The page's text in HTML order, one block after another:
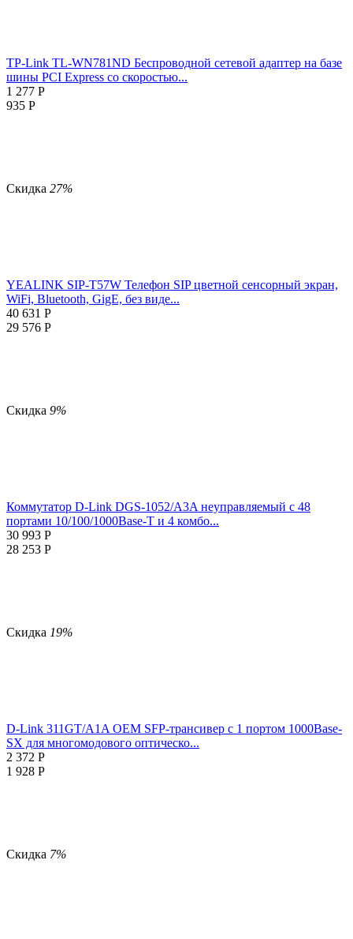
TP-Link TL-WN781ND Беспроводной сетевой адаптер на базе
шины PCI Express со скоростью...
1 277 Р
935 Р
Скидка 27%
YEALINK SIP-T57W Телефон SIP цветной сенсорный экран,
WiFi, Bluetooth, GigE, без виде...
40 631 Р
29 576 Р
Скидка 9%
Коммутатор D-Link DGS-1052/A3A неуправляемый с 48
портами 10/100/1000Base-T и 4 комбо...
30 993 Р
28 253 Р
Скидка 19%
D-Link 311GT/A1A OEM SFP-трансивер с 1 портом 1000Base-
SX для многомодового оптическо...
2 372 Р
1 928 Р
Скидка 7%